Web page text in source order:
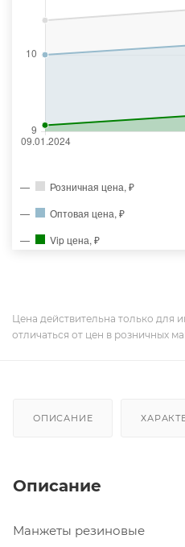
Розничная цена, ₽
Оптовая цена, ₽
Vip цена, ₽
Цена действительна только для
отличаться от цен в розничных
ОПИСАНИЕ
Описание
Манжеты резиновые